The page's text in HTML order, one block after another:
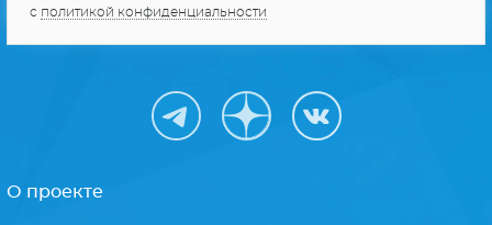
с политикой конфиденциальности
О проекте